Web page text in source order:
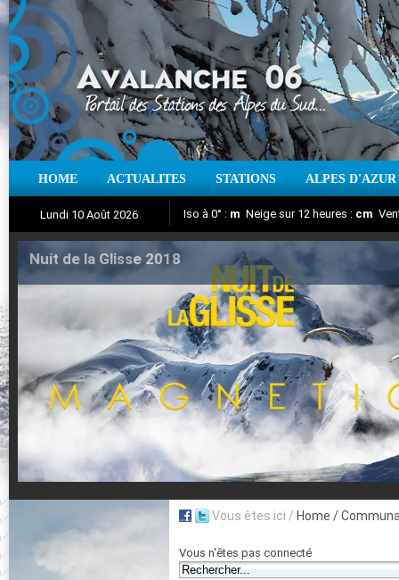
HOME ACTUALITES STATIONS ALPES D'AZUR
Lundi 10 Août 2026
Aujourd'hui : T° Min : °C T° Max :°C
Iso à 0° : m Neige sur 12 heures : cm
Suivez en direct l'actualité des stations
Nuit de la Glisse 2018
Vous êtes ici / Home /
Vous n'êtes pas connecté